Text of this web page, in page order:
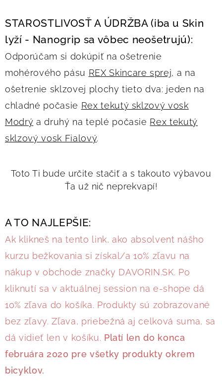
STAROSTLIVOSŤ A ÚDRŽBA (iba u Skin
lyží - Nanogrip sa vôbec neošetrujú):
Odporúčam si dokúpiť na ošetrenie
mohérového pásu REX Skincare sprej, a na
ošetrenie sklzovej plochy tieto dva: jeden na
chladné počasie Rex tekutý sklzový vosk
Modrý a druhý na teplé počasie Rex tekutý
sklzový vosk Fialový.
Toto Ti bude určite stačiť a s takouto výbavou
Ťa už nič neprekvapí!
A TO NAJLEPŠIE:
Ak klikneš na tento link, ako absolvent nášho
kurzu bežkovania si získal/a 10% zľavu na
nákup v obchode značky DAVORIN.SK. Po
kliknutí sa v aktuálnej session na e-shope dá
10% zľava do košíka. Produkty sú zobrazované
bez zľavy. Zľava, priebežná aj celková suma, sa
dá vidieť len v košíku. Platí len do konca
februára 2020 pre všetky produkty okrem
bicyklov.